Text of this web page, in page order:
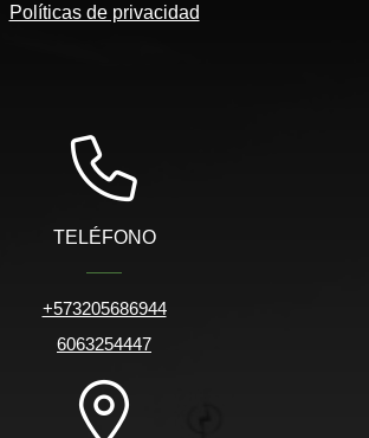
Políticas de privacidad
TELÉFONO
+573205686944
6063254447